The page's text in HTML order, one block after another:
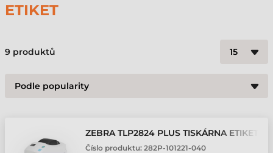
ETIKET
9 produktů
ZEBRA TLP2824 PLUS TISKÁRNA ETIKET
Číslo produktu: 282P-101221-040